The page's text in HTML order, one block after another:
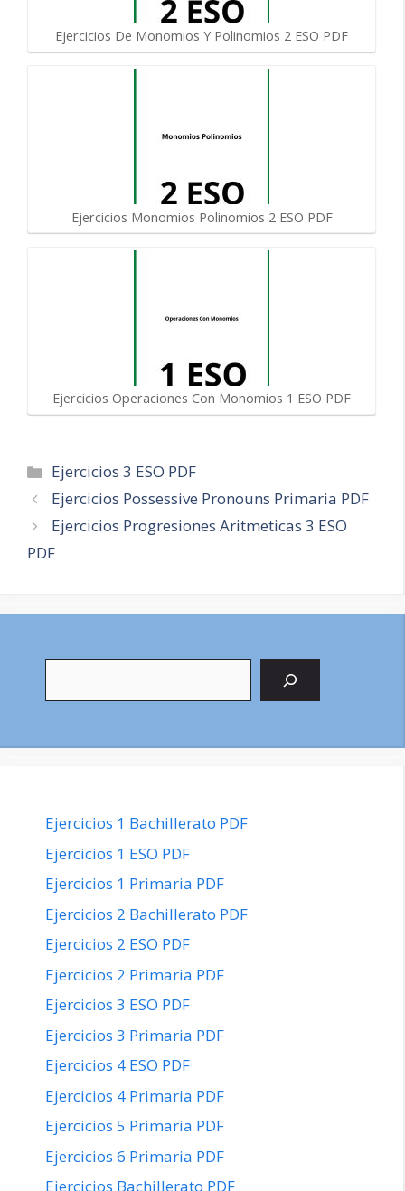
Ejercicios De Monomios Y Polinomios 2 ESO PDF
Ejercicios Monomios Polinomios 2 ESO PDF
Ejercicios Operaciones Con Monomios 1 ESO PDF
Categorías
Ejercicios 3 ESO PDF
Navegación
de
entradas
Ejercicios Possessive Pronouns Primaria PDF
Ejercicios Progresiones Aritmeticas 3 ESO
PDF
Ejercicios 1 Bachillerato PDF
Ejercicios 1 ESO PDF
Ejercicios 1 Primaria PDF
Ejercicios 2 Bachillerato PDF
Ejercicios 2 ESO PDF
Ejercicios 2 Primaria PDF
Ejercicios 3 ESO PDF
Ejercicios 3 Primaria PDF
Ejercicios 4 ESO PDF
Ejercicios 4 Primaria PDF
Ejercicios 5 Primaria PDF
Ejercicios 6 Primaria PDF
Ejercicios Bachillerato PDF